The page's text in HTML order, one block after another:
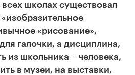
школах существовал
«рисование»,
галочки, а дисциплина,
из школьника – человека,
в музеи, на выставки,